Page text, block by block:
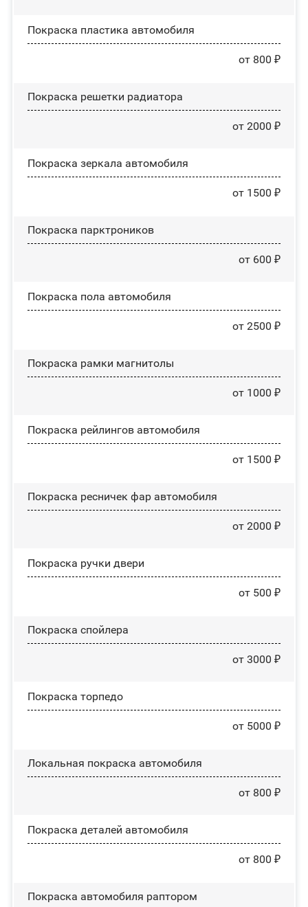
Покраска пластика автомобиля
от 800 ₽
Покраска решетки радиатора
от 2000 ₽
Покраска зеркала автомобиля
от 1500 ₽
Покраска парктроников
от 600 ₽
Покраска пола автомобиля
от 2500 ₽
Покраска рамки магнитолы
от 1000 ₽
Покраска рейлингов автомобиля
от 1500 ₽
Покраска ресничек фар автомобиля
от 2000 ₽
Покраска ручки двери
от 500 ₽
Покраска спойлера
от 3000 ₽
Покраска торпедо
от 5000 ₽
Локальная покраска автомобиля
от 800 ₽
Покраска деталей автомобиля
от 800 ₽
Покраска автомобиля раптором